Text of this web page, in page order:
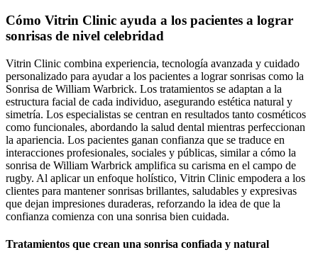
Cómo Vitrin Clinic ayuda a los pacientes a lograr
sonrisas de nivel celebridad
Vitrin Clinic combina experiencia, tecnología avanzada y cuidado
personalizado para ayudar a los pacientes a lograr sonrisas como la
Sonrisa de William Warbrick. Los tratamientos se adaptan a la
estructura facial de cada individuo, asegurando estética natural y
simetría. Los especialistas se centran en resultados tanto cosméticos
como funcionales, abordando la salud dental mientras perfeccionan
la apariencia. Los pacientes ganan confianza que se traduce en
interacciones profesionales, sociales y públicas, similar a cómo la
sonrisa de William Warbrick amplifica su carisma en el campo de
rugby. Al aplicar un enfoque holístico, Vitrin Clinic empodera a los
clientes para mantener sonrisas brillantes, saludables y expresivas
que dejan impresiones duraderas, reforzando la idea de que la
confianza comienza con una sonrisa bien cuidada.
Tratamientos que crean una sonrisa confiada y natural